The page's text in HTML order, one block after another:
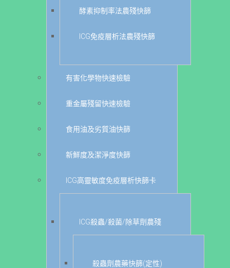
酵素抑制率法農殘快篩
ICG免疫層析法農殘快篩
有害化學物快速檢驗
重金屬殘留快速檢驗
食用油及劣質油快篩
新鮮度及潔淨度快篩
ICG高靈敏度免疫層析快篩卡
ICG殺蟲/殺菌/除草劑農殘
殺蟲劑農藥快篩(定性)